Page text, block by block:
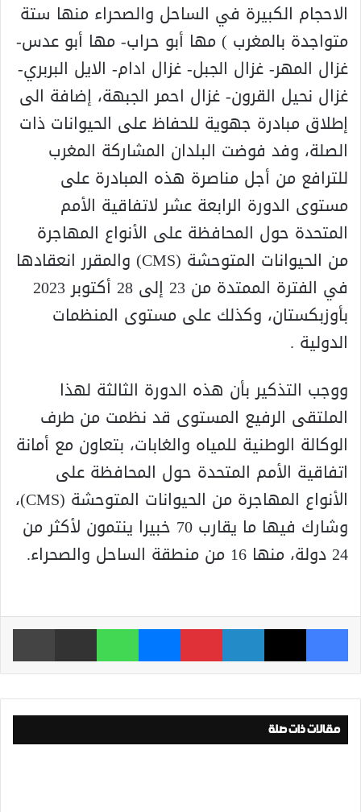
الاحجام الكبيرة في الساحل والصحراء منها ستة
متواجدة بالمغرب ) مها أبو حراب- مها أبو عدس-
غزال المهر- غزال الجبل- غزال ادام- الايل البربري-
غزال نحيل القرون- غزال احمر الجبهة، إضافة الى
إطلاق مبادرة جهوية للحفاظ على الحيوانات ذات
الصلة، وفد فوضت البلدان المشاركة المغرب
للترافع من أجل مناصرة هذه المبادرة على
مستوى الدورة الرابعة عشر لاتفاقية الأمم
المتحدة حول المحافظة على الأنواع المهاجرة
من الحيوانات المتوحشة (CMS) والمقرر انعقادها
في الفترة الممتدة من 23 إلى 28 أكتوبر 2023
بأوزبكستان، وكذلك على مستوى المنظمات
الدولية .
ووجب التذكير بأن هذه الدورة الثالثة لهذا
الملتقى الرفيع المستوى قد نظمت من طرف
الوكالة الوطنية للمياه والغابات، بتعاون مع أمانة
اتفاقية الأمم المتحدة حول المحافظة على
الأنواع المهاجرة من الحيوانات المتوحشة (CMS)،
وشارك فيها ما يقارب 70 خبيرا ينتمون لأكثر من
24 دولة، منها 16 من منطقة الساحل والصحراء.
فيسبوك ‫X لينكدإن بينتيريست ماسنجر واتساب مشاركة عبر البريد
مقالات ذات صلة